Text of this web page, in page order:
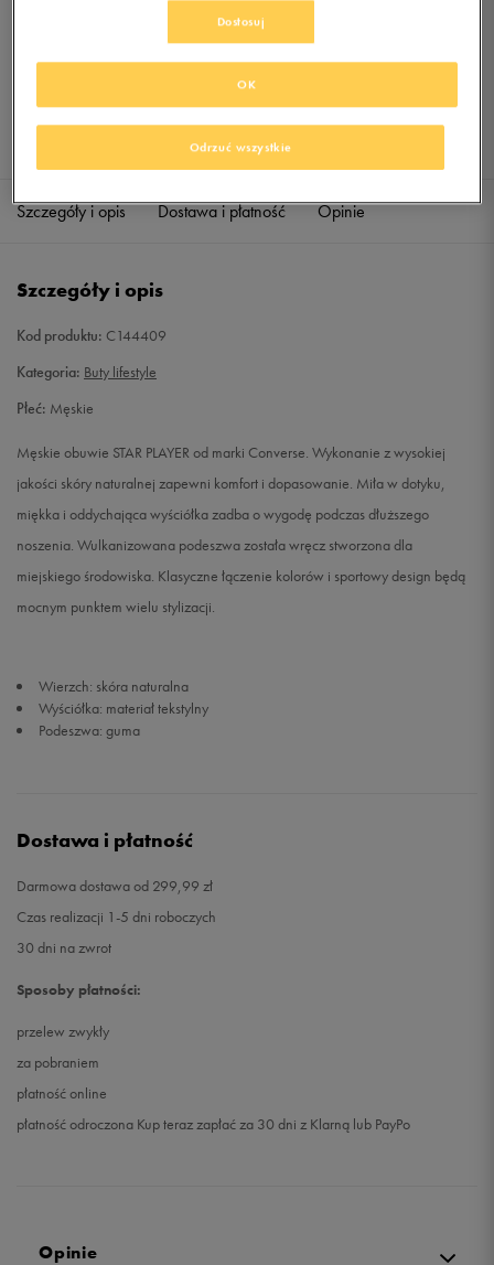
Jeśli artykuł będzie ponownie dostępny, otrzymasz od nas powiadomienie.
40,5 25,5 cm Powiadom o dostępności
43 27,5 cm
45 29 cm Powiadom o dostępności
46 29,5 cm Powiadom o dostępności
Sprawdź dostępność w salonach
Szczegóły i opis Dostawa i płatność Opinie
Szczegóły i opis
Kod produktu: C144409
Kategoria: Buty lifestyle
Płeć: Męskie
Męskie obuwie STAR PLAYER od marki Converse. Wykonanie z wysokiej
jakości skóry naturalnej zapewni komfort i dopasowanie. Miła w dotyku,
miękka i oddychająca wyściółka zadba o wygodę podczas dłuższego
noszenia. Wulkanizowana podeszwa została wręcz stworzona dla
miejskiego środowiska. Klasyczne łączenie kolorów i sportowy design będą
mocnym punktem wielu stylizacji.
Wierzch: skóra naturalna
Wyściółka: materiał tekstylny
Podeszwa: guma
Dostawa i płatność
Darmowa dostawa od 299,99 zł
Czas realizacji 1-5 dni roboczych
30 dni na zwrot
Sposoby płatności:
przelew zwykły
za pobraniem
płatność online
płatność odroczona Kup teraz zapłać za 30 dni z Klarną lub PayPo
Opinie
Dostosuj
Odrzuć wszystkie
OK